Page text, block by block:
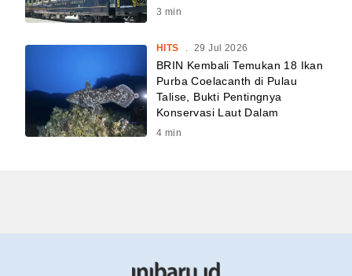
3 min
HITS . 29 Jul 2026
BRIN Kembali Temukan 18 Ikan
Purba Coelacanth di Pulau
Talise, Bukti Pentingnya
Konservasi Laut Dalam
4 min